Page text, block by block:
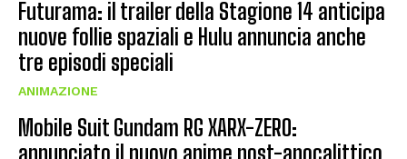
Futurama: il trailer della Stagione 14 anticipa
nuove follie spaziali e Hulu annuncia anche
tre episodi speciali
ANIMAZIONE
Mobile Suit Gundam RG XARX-ZERO:
annunciato il nuovo anime post-apocalittico